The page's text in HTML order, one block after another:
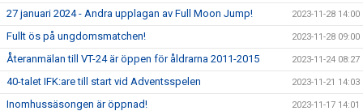
27 januari 2024 - Andra upplagan av Full Moon Jump! 2023-11-28 14:00
Fullt ös på ungdomsmatchen! 2023-11-28 09:00
Återanmälan till VT-24 är öppen för åldrarna 2011-2015 2023-11-24 08:27
40-talet IFK:are till start vid Adventsspelen 2023-11-21 14:03
Inomhussäsongen är öppnad! 2023-11-17 14:01